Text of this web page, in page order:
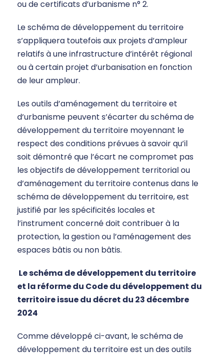
ou de certificats d’urbanisme n° 2.
Le schéma de développement du territoire
s’appliquera toutefois aux projets d’ampleur
relatifs à une infrastructure d’intérêt régional
ou à certain projet d’urbanisation en fonction
de leur ampleur.
Les outils d’aménagement du territoire et
d’urbanisme peuvent s’écarter du schéma de
développement du territoire moyennant le
respect des conditions prévues à savoir qu’il
soit démontré que l’écart ne compromet pas
les objectifs de développement territorial ou
d’aménagement du territoire contenus dans le
schéma de développement du territoire, est
justifié par les spécificités locales et
l’instrument concerné doit contribuer à la
protection, la gestion ou l’aménagement des
espaces bâtis ou non bâtis.
Le schéma de développement du territoire
et la réforme du Code du développement du
territoire issue du décret du 23 décembre
2024
Comme développé ci-avant, le schéma de
développement du territoire est un des outils